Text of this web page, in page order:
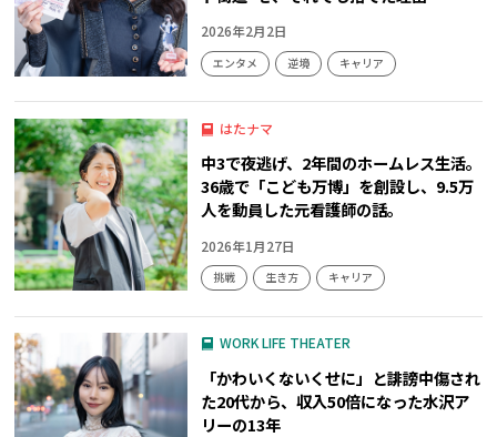
2026年2月2日
エンタメ 逆境 キャリア
はたナマ
中3で夜逃げ、2年間のホームレス生活。
36歳で「こども万博」を創設し、9.5万
人を動員した元看護師の話。
2026年1月27日
挑戦 生き方 キャリア
WORK LIFE THEATER
「かわいくないくせに」と誹謗中傷され
た20代から、収入50倍になった水沢ア
リーの13年